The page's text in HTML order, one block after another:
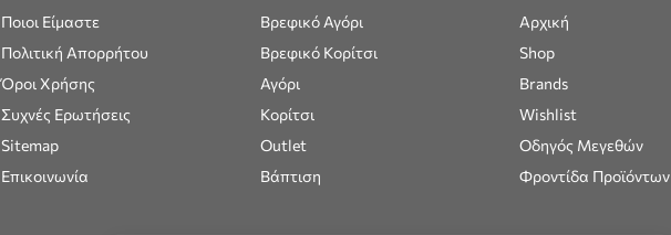
Ποιοι Είμαστε
Πολιτική Απορρήτου
Όροι Χρήσης
Συχνές Ερωτήσεις
Sitemap
Επικοινωνία
Βρεφικό Αγόρι
Βρεφικό Κορίτσι
Αγόρι
Κορίτσι
Outlet
Βάπτιση
Αρχική
Shop
Brands
Wishlist
Οδηγός Μεγεθών
Φροντίδα Προϊόντων